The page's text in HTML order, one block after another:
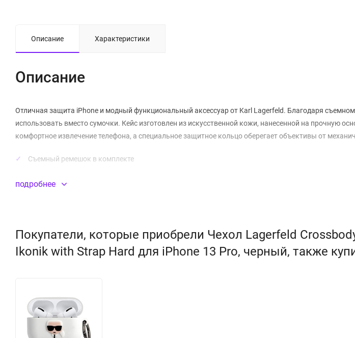
Описание Характеристики
Описание
Отличная защита iPhone и модный функциональный аксессуар от Karl Lagerfeld. Благодаря
использовать вместо сумочки. Кейс изготовлен из искусственной кожи, нанесенной на прочную
комфортное извлечение телефона, а специальное защитное кольцо оберегает объективы от
Съемный ремешок в комплекте
подробнее
Покупатели, которые приобрели Чехол Lagerfeld
Ikonik with Strap Hard для iPhone 13 Pro, черный, также